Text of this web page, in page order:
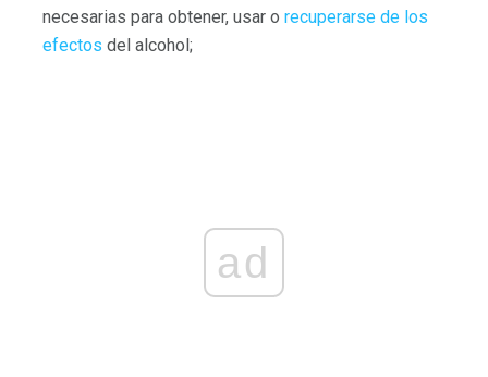
necesarias para obtener, usar o recuperarse de los
efectos del alcohol;
ad